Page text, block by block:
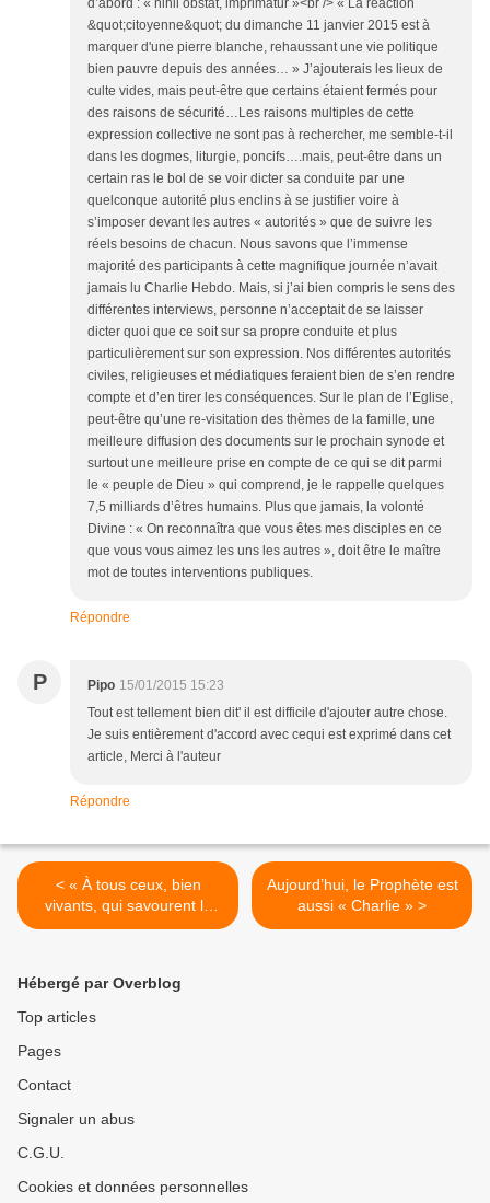
d’abord : « nihil obstat, imprimatur »<br /> « La réaction
&quot;citoyenne&quot; du dimanche 11 janvier 2015 est à
marquer d'une pierre blanche, rehaussant une vie politique
bien pauvre depuis des années… » J’ajouterais les lieux de
culte vides, mais peut-être que certains étaient fermés pour
des raisons de sécurité…Les raisons multiples de cette
expression collective ne sont pas à rechercher, me semble-t-il
dans les dogmes, liturgie, poncifs….mais, peut-être dans un
certain ras le bol de se voir dicter sa conduite par une
quelconque autorité plus enclins à se justifier voire à
s’imposer devant les autres « autorités » que de suivre les
réels besoins de chacun. Nous savons que l’immense
majorité des participants à cette magnifique journée n’avait
jamais lu Charlie Hebdo. Mais, si j’ai bien compris le sens des
différentes interviews, personne n’acceptait de se laisser
dicter quoi que ce soit sur sa propre conduite et plus
particulièrement sur son expression. Nos différentes autorités
civiles, religieuses et médiatiques feraient bien de s’en rendre
compte et d’en tirer les conséquences. Sur le plan de l’Eglise,
peut-être qu’une re-visitation des thèmes de la famille, une
meilleure diffusion des documents sur le prochain synode et
surtout une meilleure prise en compte de ce qui se dit parmi
le « peuple de Dieu » qui comprend, je le rappelle quelques
7,5 milliards d’êtres humains. Plus que jamais, la volonté
Divine : « On reconnaîtra que vous êtes mes disciples en ce
que vous vous aimez les uns les autres », doit être le maître
mot de toutes interventions publiques.
Répondre
P Pipo 15/01/2015 15:23
Tout est tellement bien dit' il est difficile d'ajouter autre chose.
Je suis entièrement d'accord avec cequi est exprimé dans cet
article, Merci à l'auteur
Répondre
< « À tous ceux, bien
vivants, qui savourent le
mot gratuité… »
Aujourd’hui, le Prophète est
aussi « Charlie » >
Hébergé par Overblog
Top articles
Pages
Contact
Signaler un abus
C.G.U.
Cookies et données personnelles